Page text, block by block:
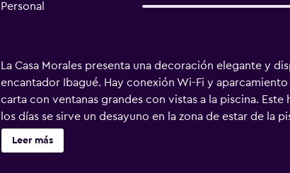
Personal
La Casa Morales presenta una decoración elegante y
encantador Ibagué. Hay conexión Wi-Fi y
carta con ventanas grandes con vistas a la piscina.
los días se sirve un desayuno en la zona de estar de la
muebles de madera oscura con colchas de mostaza.
minutos a pie y el centro comercial La Quinta, a 10
Leer más